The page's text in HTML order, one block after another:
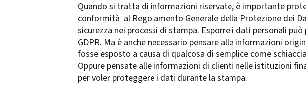
Quando si tratta di informazioni riservate, è importante
conformità al Regolamento Generale della Protezione dei
sicurezza nei processi di stampa. Esporre i dati personali
GDPR. Ma è anche necessario pensare alle informazioni
fosse esposto a causa di qualcosa di semplice come
Oppure pensate alle informazioni di clienti nelle istituzioni
per voler proteggere i dati durante la stampa.